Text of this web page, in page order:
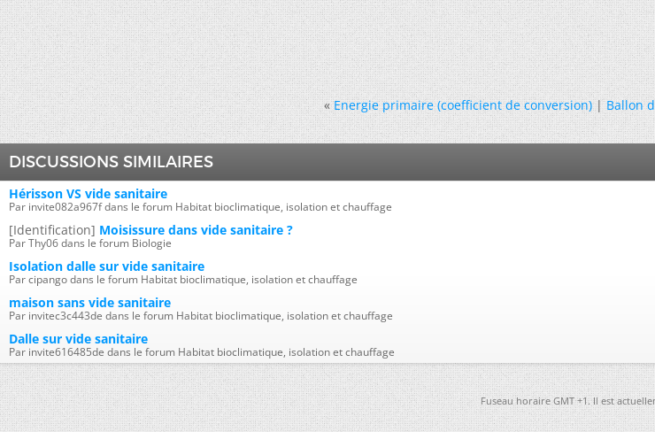
« Energie primaire (coefficient de conversion)|Ballon
DISCUSSIONS SIMILAIRES
Hérisson VS vide sanitaire
Par invite082a967f dans le forum Habitat bioclimatique, isolation et chauffage
[Identification] Moisissure dans vide sanitaire ?
Par Thy06 dans le forum Biologie
Isolation dalle sur vide sanitaire
Par cipango dans le forum Habitat bioclimatique, isolation et chauffage
maison sans vide sanitaire
Par invitec3c443de dans le forum Habitat bioclimatique, isolation et chauffage
Dalle sur vide sanitaire
Par invite616485de dans le forum Habitat bioclimatique, isolation et chauffage
Fuseau horaire GMT +1. Il est